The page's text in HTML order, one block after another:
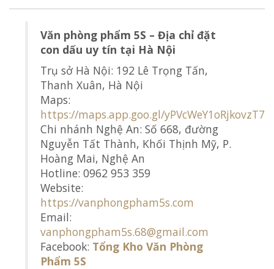
Văn phòng phẩm 5S – Địa chỉ đặt
con dấu uy tín tại Hà Nội
Trụ sở Hà Nội: 192 Lê Trọng Tấn,
Thanh Xuân, Hà Nội
Maps:
https://maps.app.goo.gl/yPVcWeY1oRjkovzT7
Chi nhánh Nghệ An: Số 668, đường
Nguyễn Tất Thành, Khối Thịnh Mỹ, P.
Hoàng Mai, Nghệ An
Hotline: 0962 953 359
Website:
https://vanphongpham5s.com
Email:
vanphongpham5s.68@gmail.com
Facebook: Tổng Kho Văn Phòng
Phẩm 5S